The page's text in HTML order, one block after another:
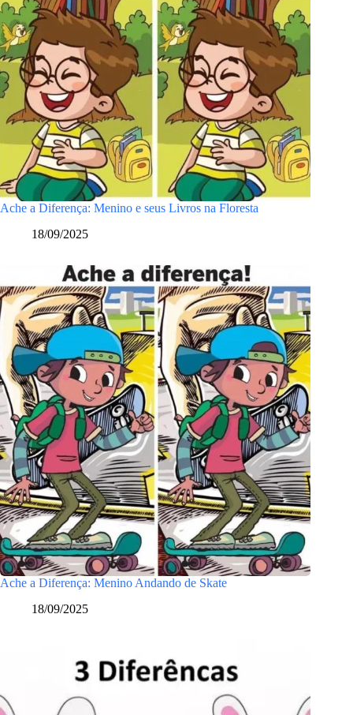
Ache a Diferença: Menino e seus Livros na Floresta
18/09/2025
Ache a Diferença: Menino Andando de Skate
18/09/2025